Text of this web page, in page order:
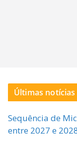
Últimas notícias
Sequência de
entre 2027 e